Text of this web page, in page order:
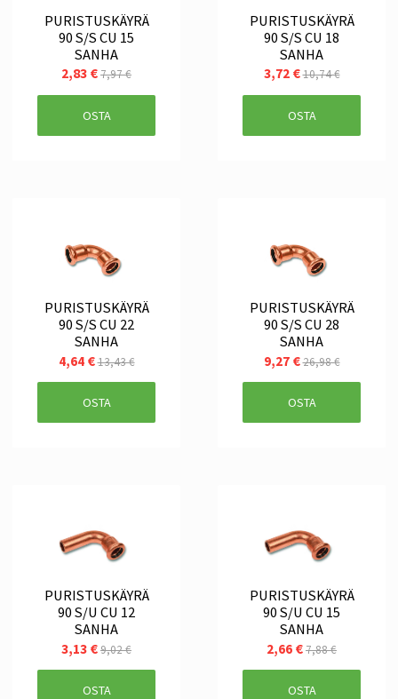
PURISTUSKÄYRÄ
90 S/S CU 15
SANHA
2,83 €7,97 €
OSTA
PURISTUSKÄYRÄ
90 S/S CU 18
SANHA
3,72 €10,74 €
OSTA
PURISTUSKÄYRÄ
90 S/S CU 22
SANHA
4,64 €13,43 €
OSTA
PURISTUSKÄYRÄ
90 S/S CU 28
SANHA
9,27 €26,98 €
OSTA
PURISTUSKÄYRÄ
90 S/U CU 12
SANHA
3,13 €9,02 €
OSTA
PURISTUSKÄYRÄ
90 S/U CU 15
SANHA
2,66 €7,88 €
OSTA